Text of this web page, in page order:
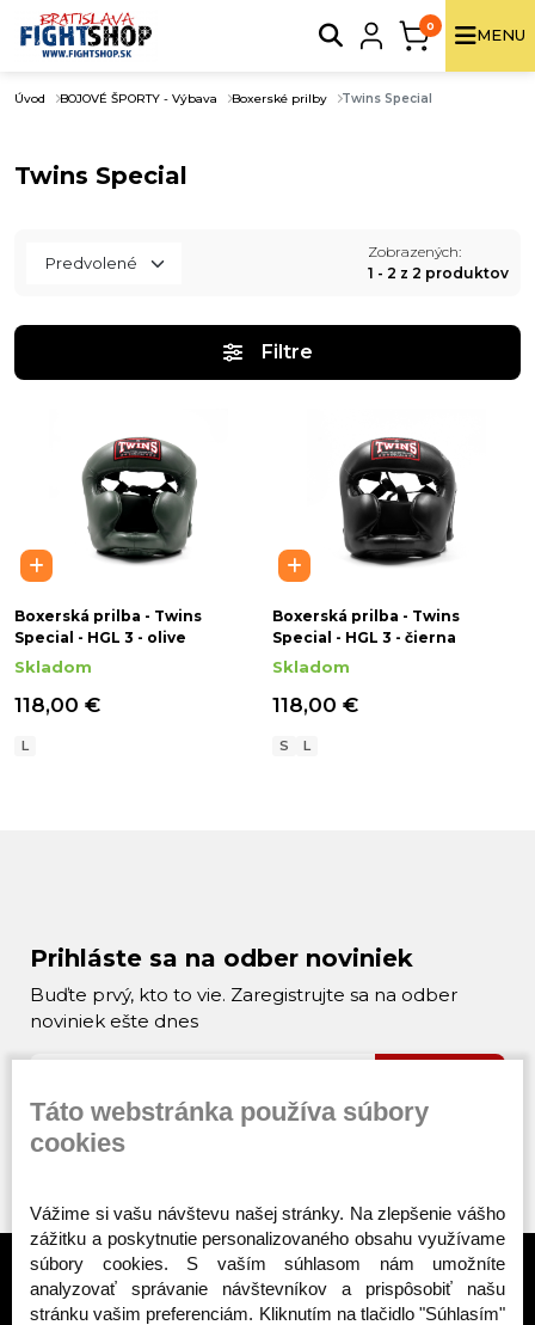
0
MENU
Úvod BOJOVÉ ŠPORTY - Výbava Boxerské prilby Twins Special
Twins Special
Zobrazených:
1 - 2 z 2 produktov
Filtre
Boxerská prilba - Twins
Special - HGL 3 - olive
Skladom
118,00 €
L
Boxerská prilba - Twins
Special - HGL 3 - čierna
Skladom
118,00 €
S L
Prihláste sa na odber noviniek
Buďte prvý, kto to vie. Zaregistrujte sa na odber
noviniek ešte dnes
Táto webstránka používa súbory
cookies
Vážime si vašu návštevu našej stránky. Na zlepšenie vášho
zážitku a poskytnutie personalizovaného obsahu využívame
súbory cookies. S vaším súhlasom nám umožníte
analyzovať správanie návštevníkov a prispôsobiť našu
stránku vašim preferenciám. Kliknutím na tlačidlo "Súhlasím"